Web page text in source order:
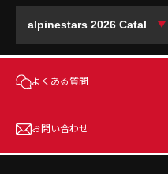
よくある質問
お問い合わせ